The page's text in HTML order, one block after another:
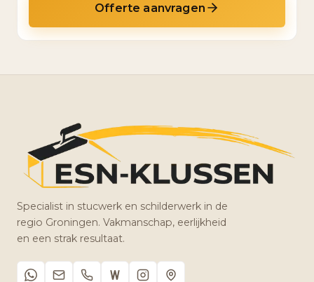
Offerte aanvragen
Specialist in stucwerk en schilderwerk in de
regio Groningen. Vakmanschap, eerlijkheid
en een strak resultaat.